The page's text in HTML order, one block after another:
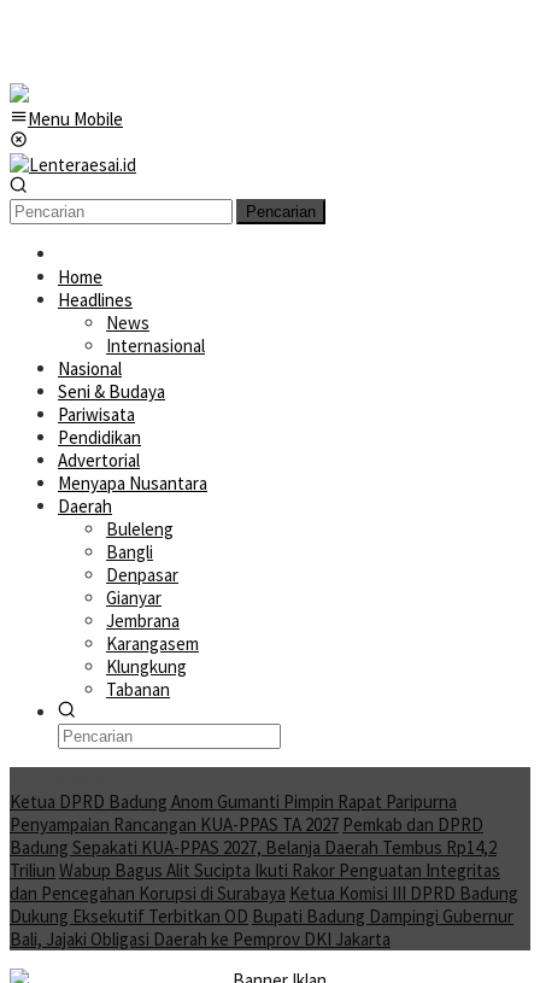
Menu Mobile
Pencarian
Home
Headlines
News
Internasional
Nasional
Seni & Budaya
Pariwisata
Pendidikan
Advertorial
Menyapa Nusantara
Daerah
Buleleng
Bangli
Denpasar
Gianyar
Jembrana
Karangasem
Klungkung
Tabanan
Ketua DPRD Badung Anom Gumanti Pimpin Rapat Paripurna
Penyampaian Rancangan KUA-PPAS TA 2027 Pemkab dan DPRD
Badung Sepakati KUA-PPAS 2027, Belanja Daerah Tembus Rp14,2
Triliun Wabup Bagus Alit Sucipta Ikuti Rakor Penguatan Integritas
dan Pencegahan Korupsi di Surabaya Ketua Komisi III DPRD Badung
Dukung Eksekutif Terbitkan OD Bupati Badung Dampingi Gubernur
Bali, Jajaki Obligasi Daerah ke Pemprov DKI Jakarta